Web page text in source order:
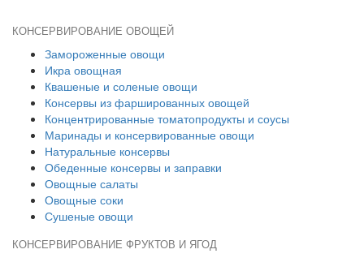
КОНСЕРВИРОВАНИЕ ОВОЩЕЙ
Замороженные овощи
Икра овощная
Квашеные и соленые овощи
Консервы из фаршированных овощей
Концентрированные томатопродукты и соусы
Маринады и консервированные овощи
Натуральные консервы
Обеденные консервы и заправки
Овощные салаты
Овощные соки
Сушеные овощи
КОНСЕРВИРОВАНИЕ ФРУКТОВ И ЯГОД